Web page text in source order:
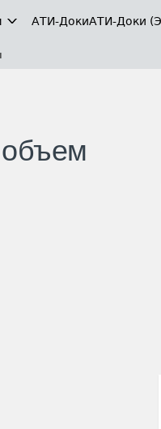
АТИ-ДокиАТИ-Доки